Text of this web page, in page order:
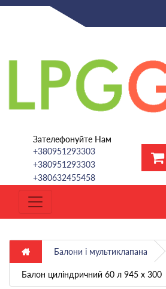
Зателефонуйте Нам
+380951293303
+380951293303
+380632455458
Балони і мультиклапана
Балон циліндричний 60 л 945 х 300